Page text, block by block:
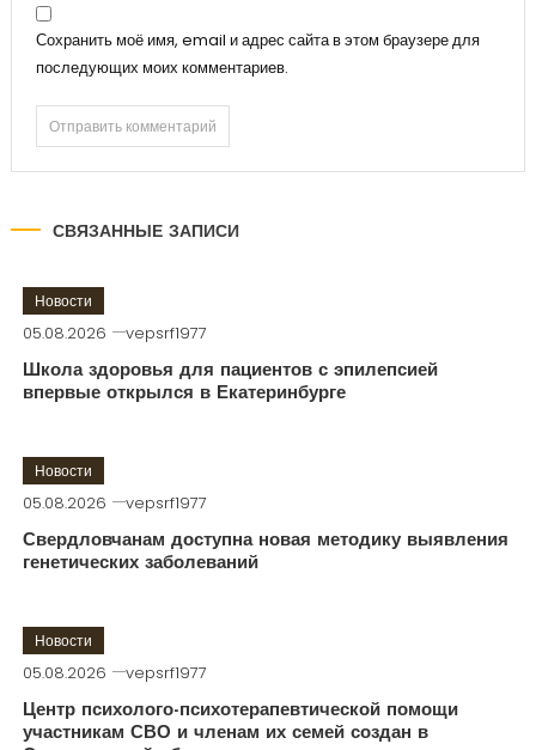
Сохранить моё имя, email и адрес сайта в этом браузере для
последующих моих комментариев.
СВЯЗАННЫЕ ЗАПИСИ
Новости
05.08.2026 vepsrf1977
Школа здоровья для пациентов с эпилепсией
впервые открылся в Екатеринбурге
Новости
05.08.2026 vepsrf1977
Свердловчанам доступна новая методику выявления
генетических заболеваний
Новости
05.08.2026 vepsrf1977
Центр психолого-психотерапевтической помощи
участникам СВО и членам их семей создан в